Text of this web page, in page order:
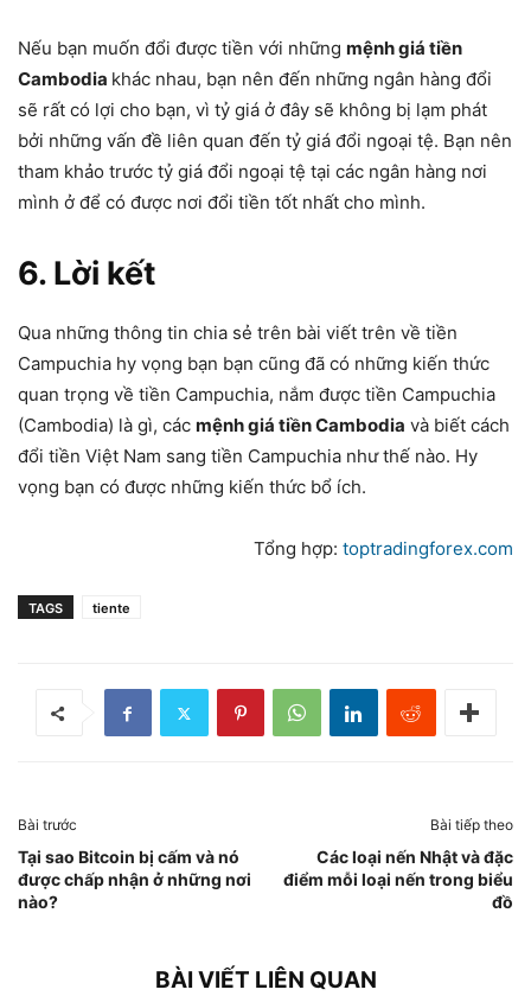
Nếu bạn muốn đổi được tiền với những mệnh giá tiền
Cambodia khác nhau, bạn nên đến những ngân hàng đổi
sẽ rất có lợi cho bạn, vì tỷ giá ở đây sẽ không bị lạm phát
bởi những vấn đề liên quan đến tỷ giá đổi ngoại tệ. Bạn nên
tham khảo trước tỷ giá đổi ngoại tệ tại các ngân hàng nơi
mình ở để có được nơi đổi tiền tốt nhất cho mình.
6. Lời kết
Qua những thông tin chia sẻ trên bài viết trên về tiền
Campuchia hy vọng bạn bạn cũng đã có những kiến thức
quan trọng về tiền Campuchia, nắm được tiền Campuchia
(Cambodia) là gì, các mệnh giá tiền Cambodia và biết cách
đổi tiền Việt Nam sang tiền Campuchia như thế nào. Hy
vọng bạn có được những kiến thức bổ ích.
Tổng hợp: toptradingforex.com
TAGS tiente
Bài trước
Tại sao Bitcoin bị cấm và nó
được chấp nhận ở những nơi
nào?
Bài tiếp theo
Các loại nến Nhật và đặc
điểm mỗi loại nến trong biểu
đồ
BÀI VIẾT LIÊN QUAN